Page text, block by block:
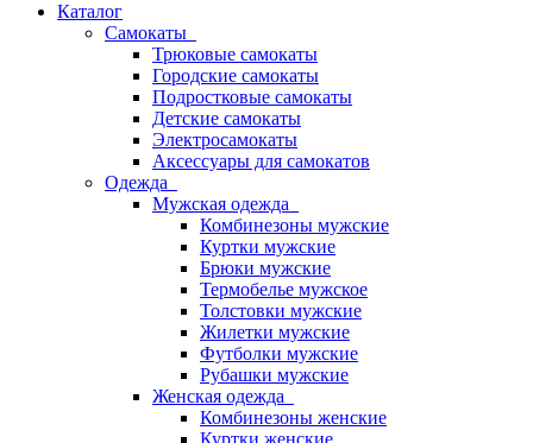
Каталог
Самокаты
Трюковые самокаты
Городские самокаты
Подростковые самокаты
Детские самокаты
Электросамокаты
Аксессуары для самокатов
Одежда
Мужская одежда
Комбинезоны мужские
Куртки мужские
Брюки мужские
Термобелье мужское
Толстовки мужские
Жилетки мужские
Футболки мужские
Рубашки мужские
Женская одежда
Комбинезоны женские
Куртки женские